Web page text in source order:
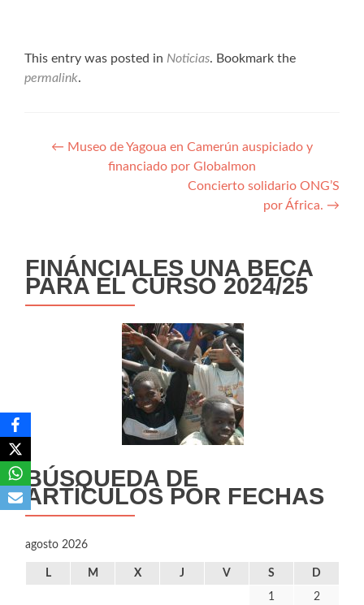
This entry was posted in Noticias. Bookmark the
permalink.
Navegación
← Museo de Yagoua en Camerún auspiciado y
financiado por Globalmon
Concierto solidario ONG’S
por África. →
FINÁNCIALES UNA BECA
PARA EL CURSO 2024/25
BÚSQUEDA DE
ARTÍCULOS POR FECHAS
agosto 2026
L M X J V S D
1 2